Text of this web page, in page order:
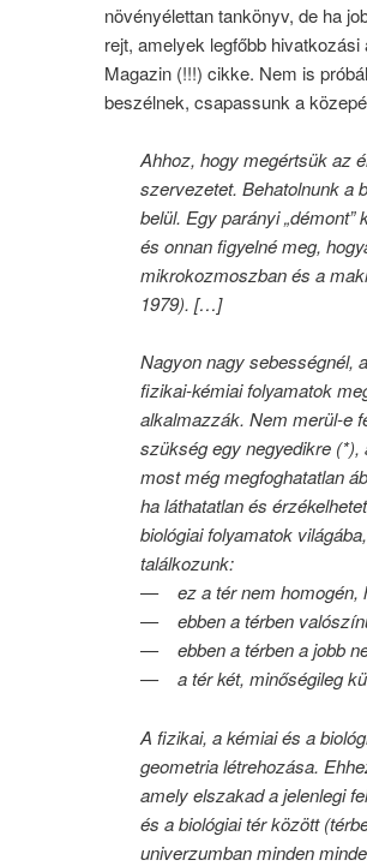
növényélettan tankönyv, de ha
rejt, amelyek legfőbb
Magazin (!!!) cikke. Nem is
beszélnek, csapassunk a
Ahhoz, hogy megértsük az
szervezetet. Behatolnunk a
belül. Egy parányi
és onnan figyelné meg,
mikrokozmoszban és a
1979). […]
Nagyon nagy sebességnél,
fizikai-kémiai folyamatok
alkalmazzák. Nem merül-e
szükség egy negyedikre
most még megfoghatatlan
ha láthatatlan és
biológiai folyamatok
találkozunk:
— ez a tér nem homogén,
— ebben a térben
— ebben a térben a jobb
— a tér két, minőségileg
A fizikai, a kémiai és a
geometria létrehozása.
amely elszakad a jelenlegi
és a biológiai tér között
univerzumban minden